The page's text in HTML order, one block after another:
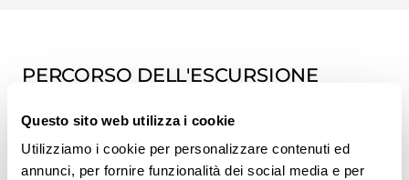
Questo sito web utilizza i cookie
Utilizziamo i cookie per personalizzare contenuti ed
annunci, per fornire funzionalità dei social media e per
PERCORSO DELL'ESCURSIONE